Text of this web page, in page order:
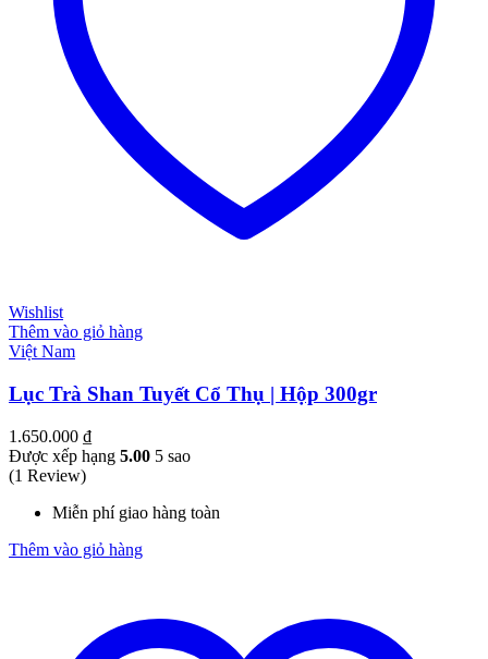
Wishlist
Thêm vào giỏ hàng
Việt Nam
Lục Trà Shan Tuyết Cổ Thụ | Hộp 300gr
1.650.000 ₫
Được xếp hạng 5.00 5 sao
(1 Review)
Miễn phí giao hàng toàn
Thêm vào giỏ hàng